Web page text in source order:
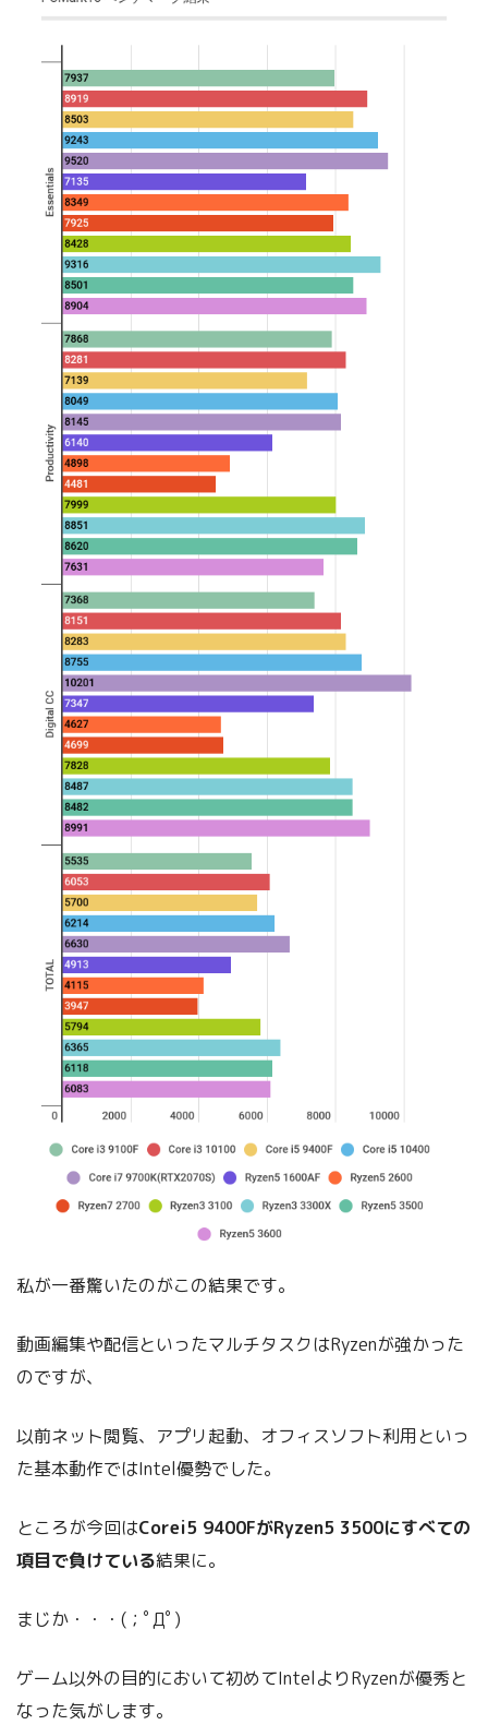
私が一番驚いたのがこの結果です。
動画編集や配信といったマルチタスクはRyzenが強かった
のですが、
以前ネット閲覧、アプリ起動、オフィスソフト利用といっ
た基本動作ではIntel優勢でした。
ところが今回はCorei5 9400FがRyzen5 3500にすべての
項目で負けている結果に。
まじか・・・(；ﾟДﾟ)
ゲーム以外の目的において初めてIntelよりRyzenが優秀と
なった気がします。